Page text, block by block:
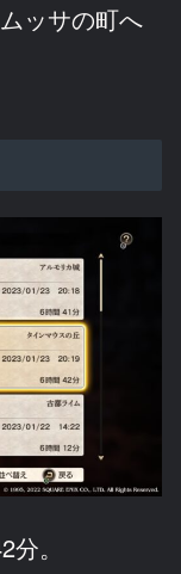
ッサの町へ
。